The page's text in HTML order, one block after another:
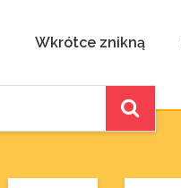
Wkrótce znikną